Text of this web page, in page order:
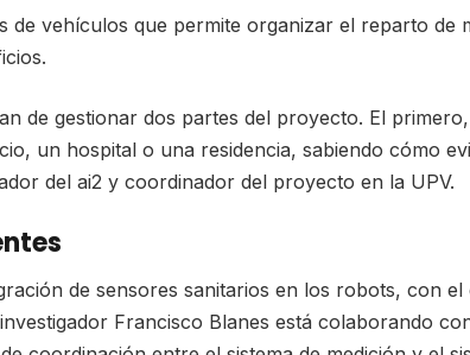
de vehículos que permite organizar el reparto
de gestionar dos partes del proyecto. El
un hospital o una residencia, sabiendo cómo
del ai2 y coordinador del proyecto en la UPV.
de sensores sanitarios en los robots, con
Francisco Blanes está colaborando